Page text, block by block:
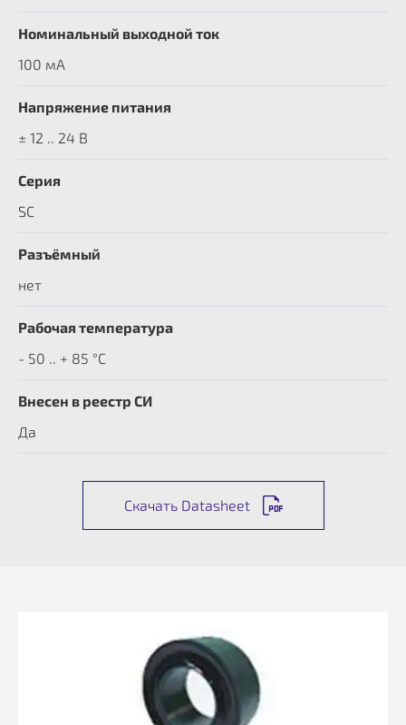
Номинальный выходной ток
100 мА
Напряжение питания
± 12 .. 24 В
Серия
SC
Разъёмный
нет
Рабочая температура
- 50 .. + 85 °C
Внесен в реестр СИ
Да
Скачать Datasheet